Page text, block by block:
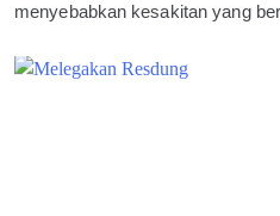
menyebabkan kesakitan yang